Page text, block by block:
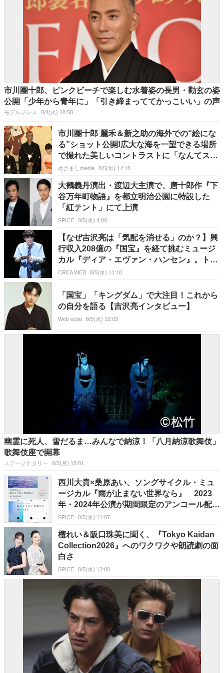
市川團十郎、ピンクビーチで楽しむ水着姿の長男・勸玄の姿
公開「少年から青年に」「引き締まっててかっこいい」の声
モデルプレス 8/4(火) 18:58
市川團十郎 麗禾＆新之助の海外での“絵にな
る”ショット公開!広大な海を一望できる場所
で撮れた美しいコントラストに「なんてステ
キなお写真なの」
めざましmedia 8/5(水) 14:18
大鶴義丹演出・渡辺大主演で、唐十郎作『下
谷万年町物語』を都立明治公園に特設した
「紅テント」にて上演
SPICE 8/5(水) 4:00
【なぜ吉沢亮は「気配を消せる」のか？】興
行収入208億の『国宝』を経て挑むミュージ
カル『ディア・エヴァン・ハンセン』。トッ
プ俳優が舞台上でさらけ出した“孤独”とは
CREA WEB 8/5(水) 11:10
「国宝」「キングダム」で大注目！これから
の自分を語る【吉沢亮インタビュー】
Web eclat 8/5(水) 19:03
幽霊に死人、雪だるま…みんなで納涼！「八月納涼歌舞伎」
歌舞伎座で開幕
ステージナタリー 8/3(月) 18:01
西川大貴×桑原あい、ソングサイクル・ミュ
ージカル『雨が止まない世界なら』 2023
年・2024年公演が期間限定のアンコール配信
中
SPICE 8/5(水) 11:07
檀れい＆阪口珠美に聞く、『Tokyo Kaidan
Collection2026』へのワクワクや朗読劇の面
白さ
SPICE 8/5(水) 12:00